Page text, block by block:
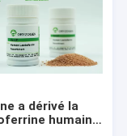
a dérivé la
humaine